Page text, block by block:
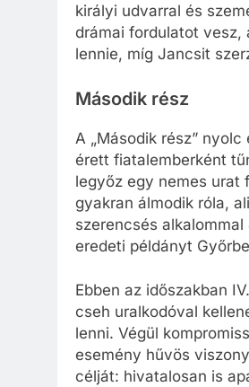
királyi udvarral és
drámai fordulatot vesz,
lennie, míg Jancsit
Második rész
A „Második rész”
érett fiatalemberként
legyőz egy nemes urat
gyakran álmodik róla,
szerencsés
eredeti példányt
Ebben az időszakban
cseh uralkodóval
lenni. Végül
esemény hűvös
célját: hivatalosan is